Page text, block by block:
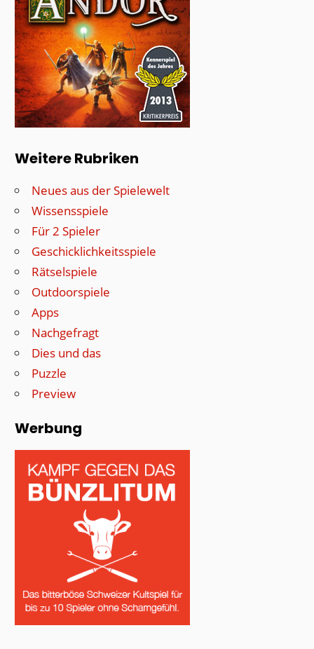
Weitere Rubriken
Neues aus der Spielewelt
Wissensspiele
Für 2 Spieler
Geschicklichkeitsspiele
Rätselspiele
Outdoorspiele
Apps
Nachgefragt
Dies und das
Puzzle
Preview
Werbung